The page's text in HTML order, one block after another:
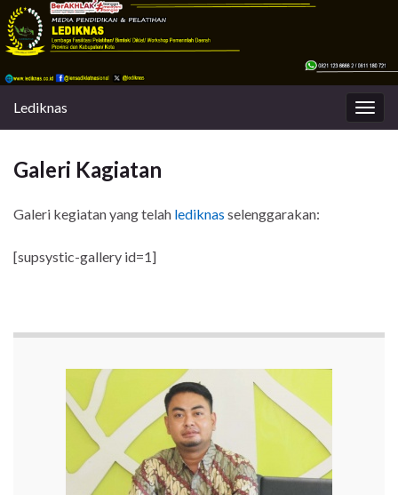
Lediknas
Galeri Kagiatan
Galeri kegiatan yang telah lediknas selenggarakan:
[supsystic-gallery id=1]